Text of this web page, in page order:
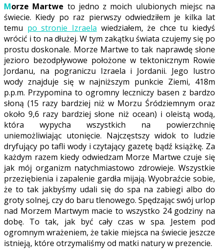
Morze Martwe to jedno z moich ulubionych miejsc na
świecie. Kiedy po raz pierwszy odwiedziłem je kilka lat
temu po stronie Izraela wiedziałem, że chce tu kiedyś
wrócić i to na dłużej. W tym zakątku świata czujemy się po
prostu doskonale. Morze Martwe to tak naprawdę słone
jezioro bezodpływowe położone w tektonicznym Rowie
Jordanu, na pograniczu Izraela i Jordanii. Jego lustro
wody znajduje się w najniższym punkcie Ziemi, 418m
p.p.m. Przypomina to ogromny leczniczy basen z bardzo
słoną (15 razy bardziej niż w Morzu Śródziemnym oraz
około 9,6 razy bardziej słone niż ocean) i oleistą wodą,
która wypycha wszystkich na powierzchnię
uniemożliwiając utonięcie. Najczęstszy widok to ludzie
dryfujący po tafli wody i czytający gazetę bądź książkę. Za
każdym razem kiedy odwiedzam Morze Martwe czuje się
jak mój organizm natychmiastowo zdrowieje. Wszystkie
przeziębienia i zapalenie gardła mijają. Wyobraźcie sobie,
że to tak jakbyśmy udali się do spa na zabiegi albo do
groty solnej, czy do baru tlenowego. Spędzając swój urlop
nad Morzem Martwym macie to wszystko 24 godziny na
dobę. To tak, jak być cały czas w spa. Jestem pod
ogromnym wrażeniem, że takie miejsca na świecie jeszcze
istnieją, które otrzymaliśmy od matki natury w prezencie.